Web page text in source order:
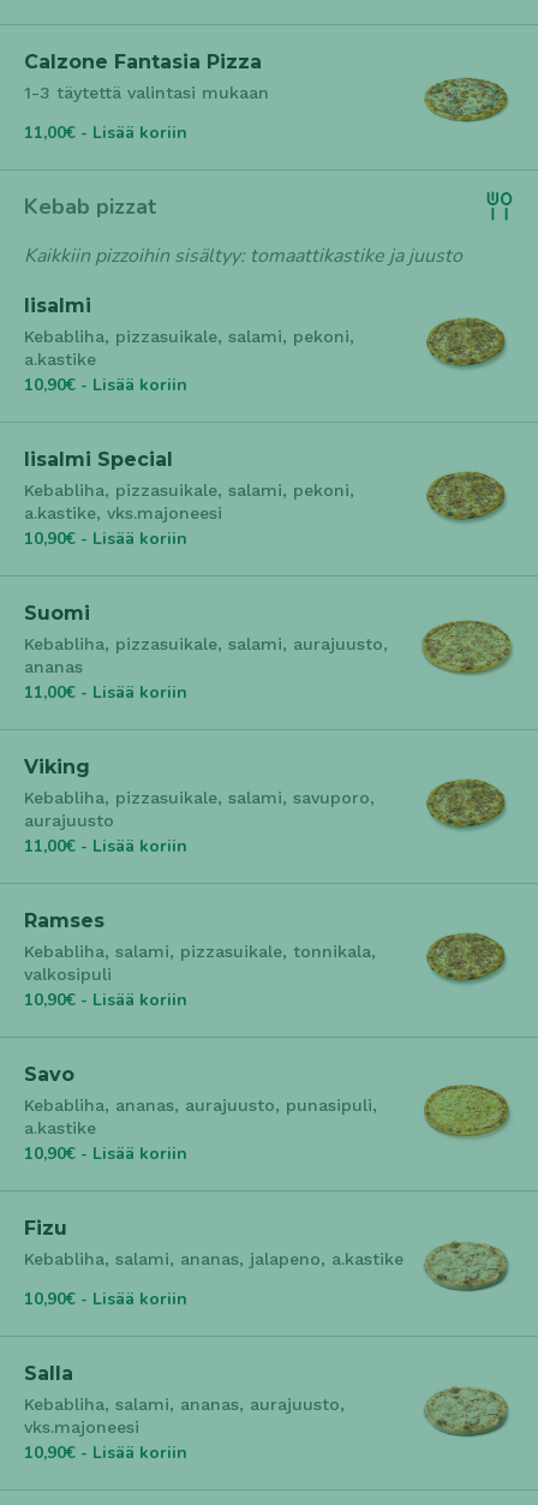
Calzone Fantasia Pizza
1-3 täytettä valintasi mukaan
11,00€ - Lisää koriin
Kebab pizzat
Kaikkiin pizzoihin sisältyy: tomaattikastike ja juusto
Iisalmi
Kebabliha, pizzasuikale, salami, pekoni,
a.kastike
10,90€ - Lisää koriin
Iisalmi Special
Kebabliha, pizzasuikale, salami, pekoni,
a.kastike, vks.majoneesi
10,90€ - Lisää koriin
Suomi
Kebabliha, pizzasuikale, salami, aurajuusto,
ananas
11,00€ - Lisää koriin
Viking
Kebabliha, pizzasuikale, salami, savuporo,
aurajuusto
11,00€ - Lisää koriin
Ramses
Kebabliha, salami, pizzasuikale, tonnikala,
valkosipuli
10,90€ - Lisää koriin
Savo
Kebabliha, ananas, aurajuusto, punasipuli,
a.kastike
10,90€ - Lisää koriin
Fizu
Kebabliha, salami, ananas, jalapeno, a.kastike
10,90€ - Lisää koriin
Salla
Kebabliha, salami, ananas, aurajuusto,
vks.majoneesi
10,90€ - Lisää koriin